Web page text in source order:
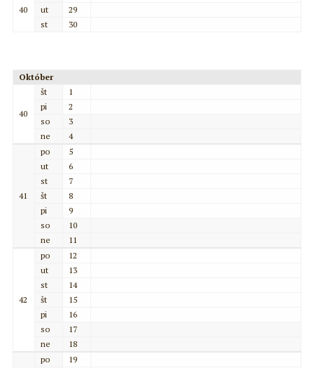
40
ut
29
st
30
Október
40
št
1
pi
2
so
3
ne
4
41
po
5
ut
6
st
7
št
8
pi
9
so
10
ne
11
42
po
12
ut
13
st
14
št
15
pi
16
so
17
ne
18
po
19